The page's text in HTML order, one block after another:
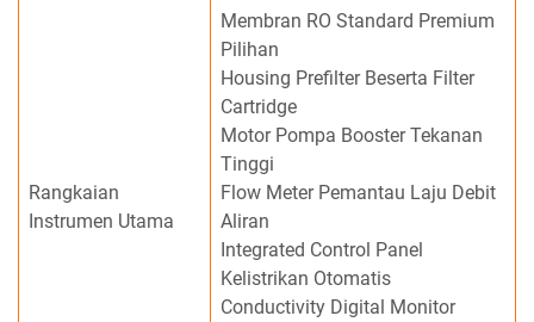
Rangkaian
Instrumen Utama
Membran RO Standard Premium
Pilihan
Housing Prefilter Beserta Filter
Cartridge
Motor Pompa Booster Tekanan
Tinggi
Flow Meter Pemantau Laju Debit
Aliran
Integrated Control Panel
Kelistrikan Otomatis
Conductivity Digital Monitor